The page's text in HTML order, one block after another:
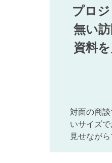
プロ
無い
資料
対面の商
いサイズ
見せなが